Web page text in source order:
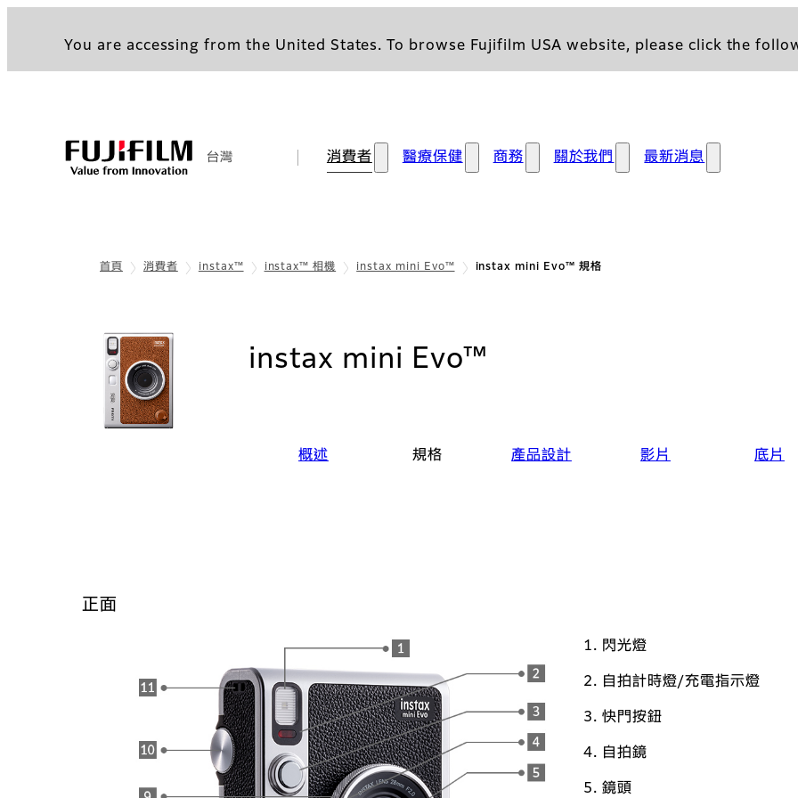
You are accessing from the United States. To browse Fujifilm USA website, please click the
台灣 消費者 醫療保健 商務 關於我們 最新消息
首頁 消費者 instax™ instax™ 相機 instax mini Evo™ instax mini Evo™ 規格
instax mini Evo™
概述 規格 產品設計 影片 底片
正面
閃光燈
自拍計時燈/充電指示燈
快門按鈕
自拍鏡
鏡頭